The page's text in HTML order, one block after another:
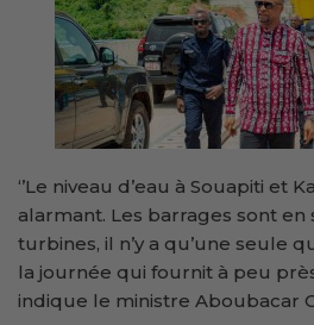
‘’Le niveau d’eau à Souapiti et
alarmant. Les barrages sont en
turbines, il n’y a qu’une seule
la journée qui fournit à peu près
indique le ministre Aboubacar